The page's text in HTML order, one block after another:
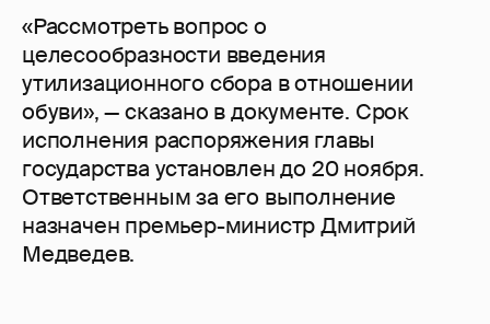
«Рассмотреть вопрос о
целесообразности введения
утилизационного сбора в отношении
обуви», — сказано в документе. Срок
исполнения распоряжения главы
государства установлен до 20 ноября.
Ответственным за его выполнение
назначен премьер-министр Дмитрий
Медведев.